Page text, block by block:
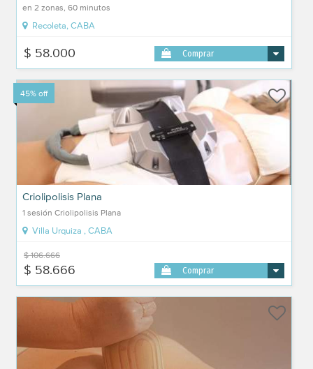
en 2 zonas, 60 minutos
Recoleta, CABA
$ 58.000 Comprar
45% off
Criolipolisis Plana
1 sesión Criolipolisis Plana
Villa Urquiza , CABA
$ 106.666
$ 58.666 Comprar